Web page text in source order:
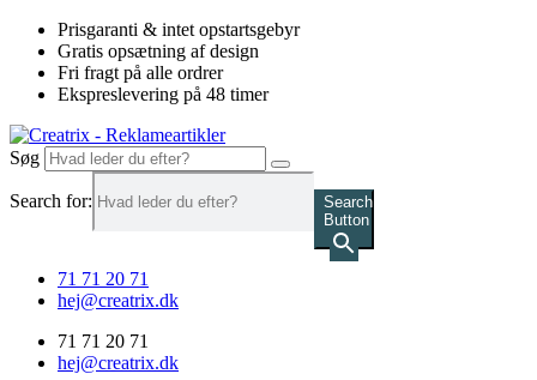
Videre
indhold
Prisgaranti & intet opstartsgebyr
Gratis opsætning af design
Fri fragt på alle ordrer
Ekspreslevering på 48 timer
Søg
Search for:
Search
Button
71 71 20 71
hej@creatrix.dk
71 71 20 71
hej@creatrix.dk